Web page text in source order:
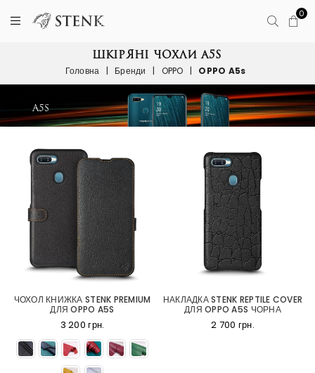
0
ШКІРЯНІ ЧОХЛИ A5S
Головна | Бренди | OPPO | OPPO A5s
ЧОХОЛ КНИЖКА STENK PREMIUM
ДЛЯ OPPO A5S
3 200 грн.
НАКЛАДКА STENK REPTILE COVER
ДЛЯ OPPO A5S ЧОРНА
2 700 грн.